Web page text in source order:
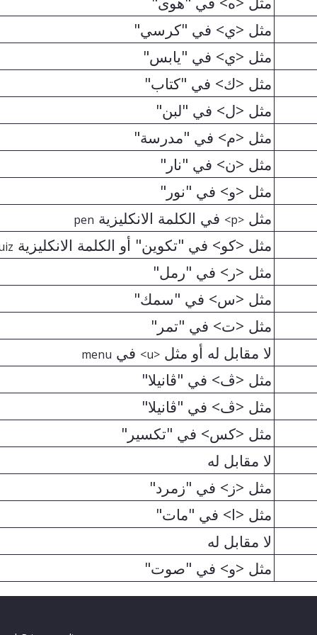
مثل <ي> في "كرسي"
مثل <ي> في "يابس"
مثل <ك> في "كتاب"
مثل <ل> في "لبن"
مثل <م> في "مدرسة"
مثل <ن> في "نار"
مثل <و> في "نور"
مثل <p> في الكلمة الانكليزية pen
مثل <كو> في "تكوين" أو الكلمة الانكليزية
مثل <ر> في "رمل"
مثل <س> في "سمك"
مثل <ت> في "تمر"
لا مقابل له أو مثل <u> في menu
مثل <ڤ> في "ڤانيلا"
مثل <ڤ> في "ڤانيلا"
مثل <كس> في "تكسير"
لا مقابل له
مثل <ز> في "زمرد"
مثل <ا> في "مات"
لا مقابل له
مثل <و> في "صوت"